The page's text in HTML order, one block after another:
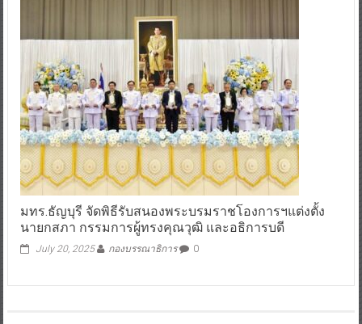
มทร.ธัญบุรี จัดพิธีรับสนองพระบรมราชโองการฯแต่งตั้ง
นายกสภา กรรมการผู้ทรงคุณวุฒิ และอธิการบดี
July 20, 2025 กองบรรณาธิการ 0